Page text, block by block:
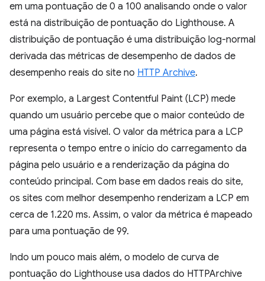
em uma pontuação de 0 a 100 analisando onde o valor
está na distribuição de pontuação do Lighthouse. A
distribuição de pontuação é uma distribuição log-normal
derivada das métricas de desempenho de dados de
desempenho reais do site no HTTP Archive.
Por exemplo, a Largest Contentful Paint (LCP) mede
quando um usuário percebe que o maior conteúdo de
uma página está visível. O valor da métrica para a LCP
representa o tempo entre o início do carregamento da
página pelo usuário e a renderização da página do
conteúdo principal. Com base em dados reais do site,
os sites com melhor desempenho renderizam a LCP em
cerca de 1.220 ms. Assim, o valor da métrica é mapeado
para uma pontuação de 99.
Indo um pouco mais além, o modelo de curva de
pontuação do Lighthouse usa dados do HTTPArchive